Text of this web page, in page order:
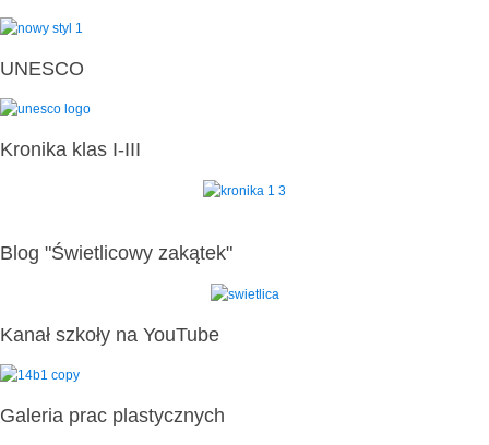
UNESCO
Kronika klas I-III
Blog "Świetlicowy zakątek"
Kanał szkoły na YouTube
Galeria prac plastycznych